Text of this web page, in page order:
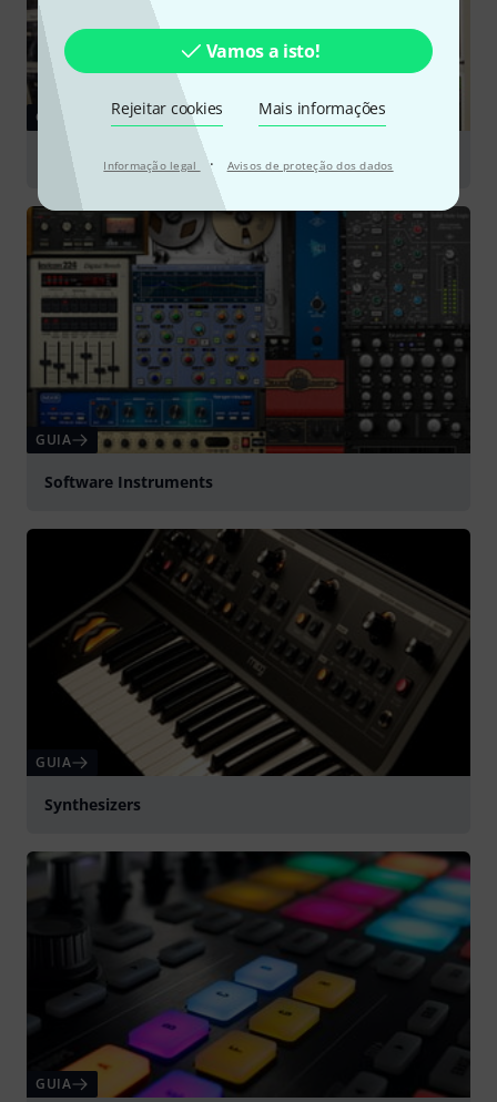
Vamos a isto!
Rejeitar cookies Mais informações
Informação legal · Avisos de proteção dos dados
GUIA
Plug-ins
GUIA
Software Instruments
GUIA
Synthesizers
GUIA